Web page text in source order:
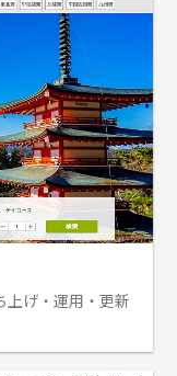
上げ・運用・更新